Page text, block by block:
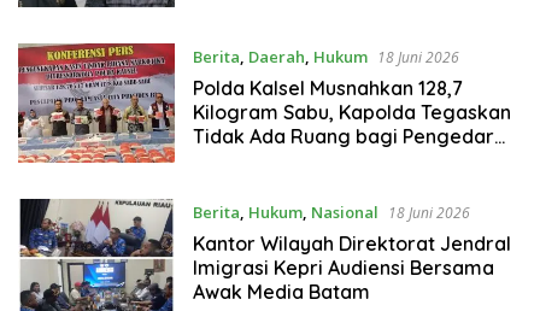
Berita, Daerah, Hukum 18 Juni 2026
Polda Kalsel Musnahkan 128,7
Kilogram Sabu, Kapolda Tegaskan
Tidak Ada Ruang bagi Pengedar
Berita Hukum, Nasional 18 Juni 2026
Kantor Wilayah Direktorat Jendral
Imigrasi Kepri Audiensi Bersama
Awak Media Batam